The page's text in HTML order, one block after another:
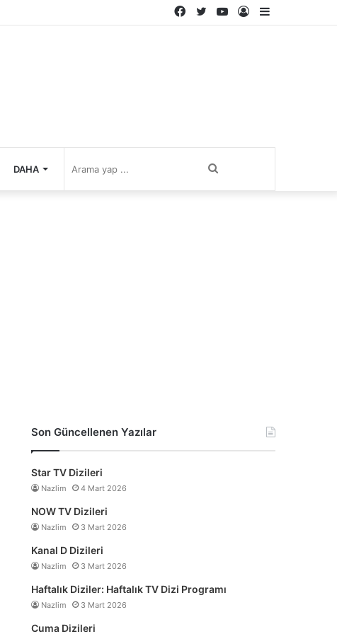
Kenar
Kayıt
YouTube
Twitter
Facebook
DAHA
Son Güncellenen Yazılar
Star TV Dizileri
Nazlim 4 Mart 2026
NOW TV Dizileri
Nazlim 3 Mart 2026
Kanal D Dizileri
Nazlim 3 Mart 2026
Haftalık Diziler: Haftalık TV Dizi Programı
Nazlim 3 Mart 2026
Cuma Dizileri